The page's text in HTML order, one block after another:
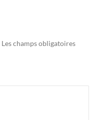
Les champs obligatoires